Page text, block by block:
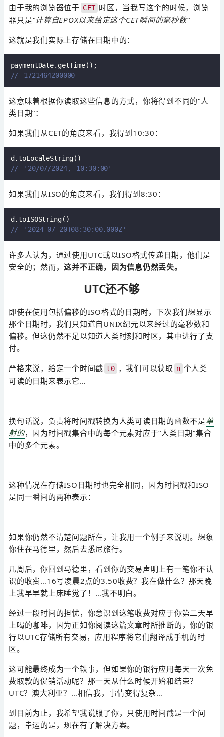
由于我的浏览器位于 CET 时区，当我写这个的时候，浏览
器只是“计算自EPOX以来给定这个CET瞬间的毫秒数”
这就是我们实际上存储在日期中的：
// 1721464200000
这意味着根据你读取这些信息的方式，你将得到不同的“人
类日期”：
如果我们从CET的角度来看，我得到10:30：
// '20/07/2024, 10:30:00'
如果我们从ISO的角度来看，我们得到8:30：
// '2024-07-20T08:30:00.000Z'
许多人认为，通过使用UTC或以ISO格式传递日期，他们是
安全的；然而，这并不正确，因为信息仍然丢失。
UTC还不够
即使在使用包括偏移的ISO格式的日期时，下次我们想显示
那个日期时，我们只知道自UNIX纪元以来经过的毫秒数和
偏移。但这仍然不足以知道人类时刻和时区，其中进行了支
付。
严格来说，给定一个时间戳 t0 ，我们可以获取 n 个人类
可读的日期来表示它…
换句话说，负责将时间戳转换为人类可读日期的函数不是单
射的，因为时间戳集合中的每个元素对应于“人类日期”集合
中的多个元素。
这种情况在存储ISO日期时也完全相同，因为时间戳和ISO
是同一瞬间的两种表示：
如果你仍然不清楚问题所在，让我用一个例子来说明。想象
你住在马德里，然后去悉尼旅行。
几周后，你回到马德里，看到你的交易声明上有一笔你不认
识的收费…16号凌晨2点的3.50收费？我在做什么？那天晚
上我早早就上床睡觉了！…我不明白。
经过一段时间的担忧，你意识到这笔收费对应于你第二天早
上喝的咖啡，因为正如你阅读这篇文章时所推断的，你的银
行以UTC存储所有交易，应用程序将它们翻译成手机的时
区。
这可能最终成为一个轶事，但如果你的银行应用每天一次免
费取款的促销活动呢？那一天从什么时候开始和结束？
UTC？澳大利亚？…相信我，事情变得复杂…
到目前为止，我希望我说服了你，只使用时间戳是一个问
题，幸运的是，现在有了解决方案。